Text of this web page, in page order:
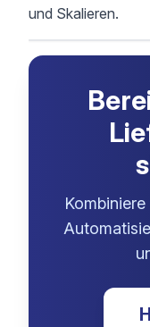
und Skalieren.